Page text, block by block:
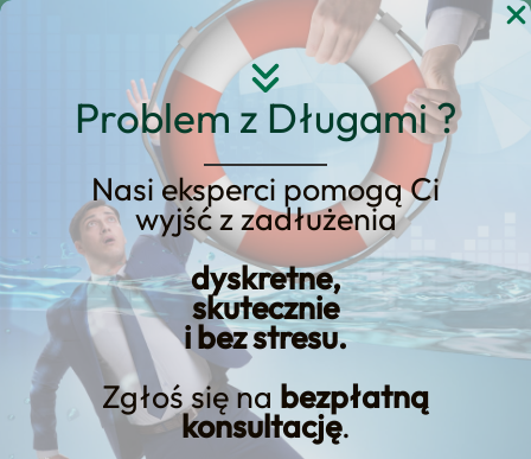
Problem z Długami ?
Nasi eksperci pomogą Ci
wyjść z zadłużenia
dyskretne,
skutecznie
i bez stresu.
Zgłoś się na bezpłatną
konsultację.
Przejdź
KREDYT123.PL – OFERTA SPRZEDAŻOWA
Osiągnij wymarzoną
nieruchomość z
Kredytem Hipotecznym
od 500 zł